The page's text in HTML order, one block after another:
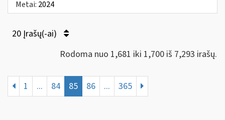
Metai: 2024
20 Įrašų(-ai)
Rodoma nuo 1,681 iki 1,700 iš 7,293 irašų.
1 ... 84 85 86 ... 365